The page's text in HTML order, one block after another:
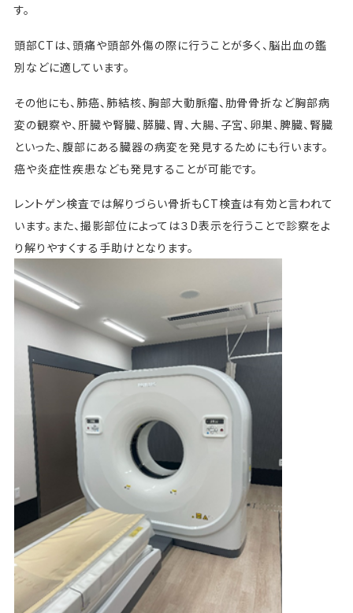
す。
頭部CTは、頭痛や頭部外傷の際に行うことが多く、脳出血の鑑
別などに適しています。
その他にも、肺癌、肺結核、胸部大動脈瘤、肋骨骨折など胸部病
変の観察や、肝臓や腎臓、膵臓、胃、大腸、子宮、卵巣、脾臓、腎臓
といった、腹部にある臓器の病変を発見するためにも行います。
癌や炎症性疾患なども発見することが可能です。
レントゲン検査では解りづらい骨折もCT検査は有効と言われて
います。また、撮影部位によっては３D表示を行うことで診察をよ
り解りやすくする手助けとなります。